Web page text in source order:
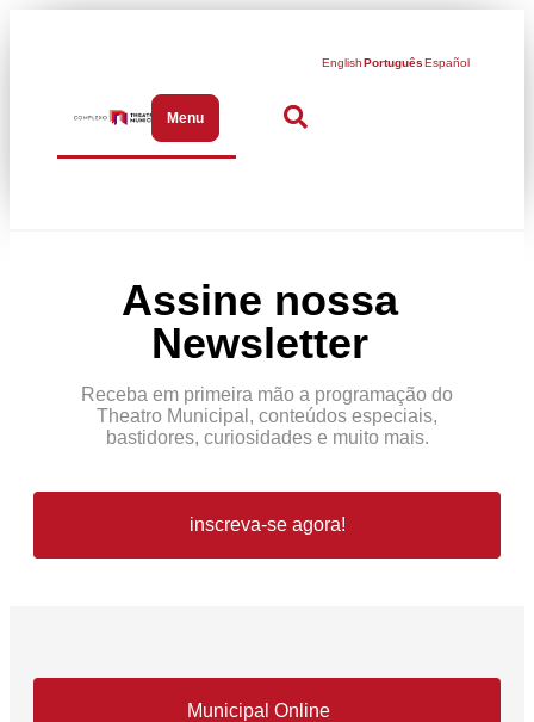
MenuAbrir menu de navegação
EnglishPortuguêsEspañol
Assine nossa
Newsletter
Receba em primeira mão a programação do
Theatro Municipal, conteúdos especiais,
bastidores, curiosidades e muito mais.
inscreva-se agora!
Municipal Online